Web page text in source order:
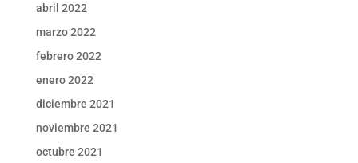
abril 2022
marzo 2022
febrero 2022
enero 2022
diciembre 2021
noviembre 2021
octubre 2021